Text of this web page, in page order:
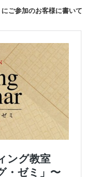
ご参加のお客様に書いて